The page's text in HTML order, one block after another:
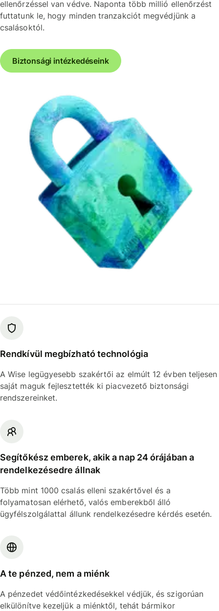
ellenőrzéssel van védve. Naponta több millió ellenőrzést
futtatunk le, hogy minden tranzakciót megvédjünk a
csalásoktól.
Biztonsági intézkedéseink
Rendkívül megbízható technológia
A Wise legügyesebb szakértői az elmúlt 12 évben teljesen
saját maguk fejlesztették ki piacvezető biztonsági
rendszereinket.
Segítőkész emberek, akik a nap 24 órájában a
rendelkezésedre állnak
Több mint 1000 csalás elleni szakértővel és a
folyamatosan elérhető, valós emberekből álló
ügyfélszolgálattal állunk rendelkezésedre kérdés esetén.
A te pénzed, nem a miénk
A pénzedet védőintézkedésekkel védjük, és szigorúan
elkülönítve kezeljük a miénktől, tehát bármikor